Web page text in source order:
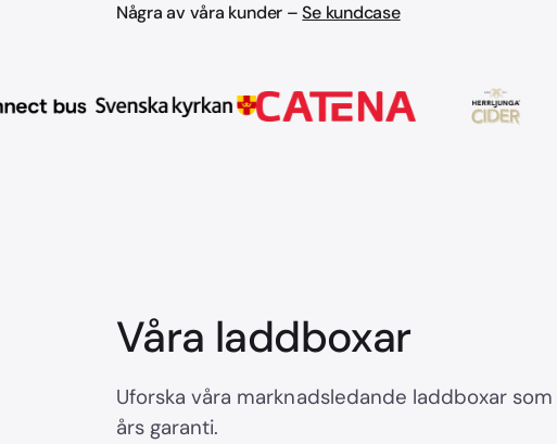
Några av våra kunder –Se kundcase
Våra laddboxar
Uforska våra marknadsledande laddboxar
års garanti.